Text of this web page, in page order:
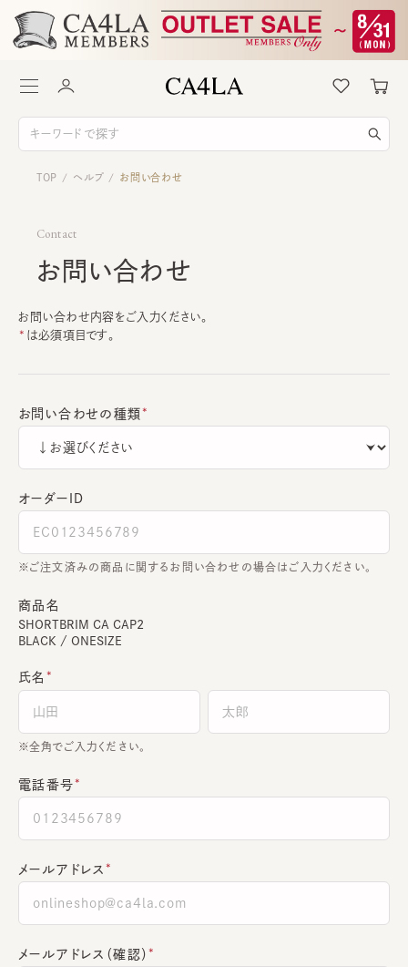
TOP / ヘルプ / お問い合わせ
Contact
お問い合わせ
お問い合わせ内容をご入力ください。
は必須項目です。
お問い合わせの種類
オーダーＩＤ
ご注文済みの商品に関するお問い合わせの場合はご入力ください。
商品名
SHORTBRIM CA CAP2
BLACK / ONESIZE
氏名
全角でご入力ください。
電話番号
メールアドレス
メールアドレス（確認）